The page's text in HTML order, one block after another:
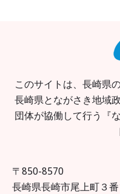
このサイトは、長崎県
長崎県とながさき地域
団体が協働して行う『
〒850-8570
長崎県長崎市尾上町３